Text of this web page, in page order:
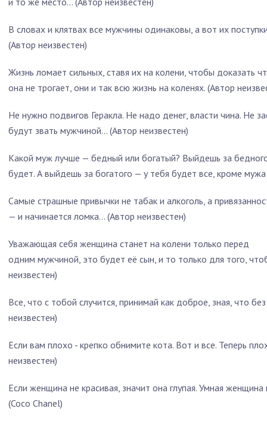
В словах и клятвах все мужчины одинаковы, а вот их
(Автор неизвестен)
Жизнь ломает сильных, ставя их на колени, чтобы доказать
она не трогает, они и так всю жизнь на коленях. (Автор
Не нужно подвигов Геракла. Не надо денег, власти чина. Не
будут звать мужчиной… (Автор неизвестен)
Какой муж лучше — бедный или богатый? Выйдешь за
будет. А выйдешь за богатого — у тебя будет все, кроме
Самые страшные привычки не табак и алкоголь, а
— и начинается ломка… (Автор неизвестен)
Уважающая себя женщина станет на колени только перед
одним мужчиной, это будет её сын, и то только для того,
неизвестен)
Все, что с тобой случится, принимай как доброе, зная, что
неизвестен)
Если вам плохо - крепко обнимите кота. Вот и все. Теперь
неизвестен)
Если женщина не красивая, значит она глупая. Умная
(Coco Chanel)